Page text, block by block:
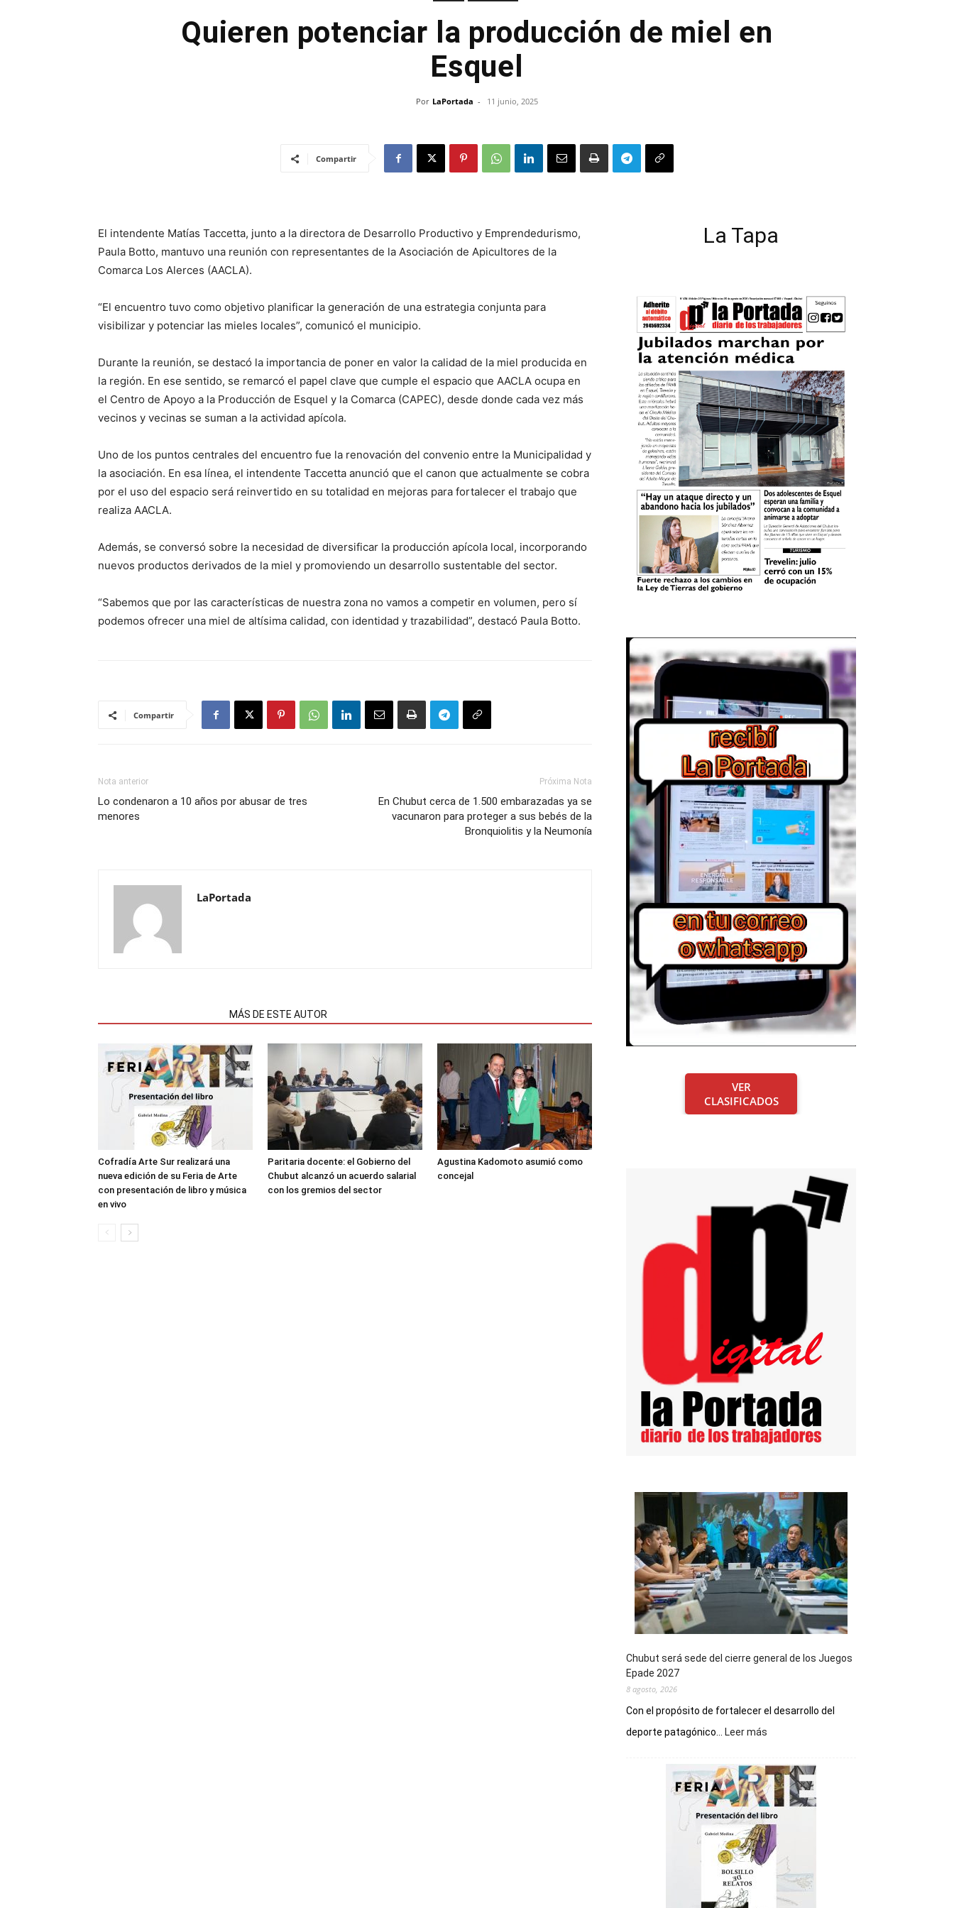
Quieren potenciar la producción de miel en
Esquel
Por LaPortada - 11 junio, 2025
Compartir
El intendente Matías Taccetta, junto a la directora de Desarrollo Productivo y Emprendedurismo,
Paula Botto, mantuvo una reunión con representantes de la Asociación de Apicultores de la
Comarca Los Alerces (AACLA).
“El encuentro tuvo como objetivo planificar la generación de una estrategia conjunta para
visibilizar y potenciar las mieles locales”, comunicó el municipio.
Durante la reunión, se destacó la importancia de poner en valor la calidad de la miel producida en
la región. En ese sentido, se remarcó el papel clave que cumple el espacio que AACLA ocupa en
el Centro de Apoyo a la Producción de Esquel y la Comarca (CAPEC), desde donde cada vez más
vecinos y vecinas se suman a la actividad apícola.
Uno de los puntos centrales del encuentro fue la renovación del convenio entre la Municipalidad y
la asociación. En esa línea, el intendente Taccetta anunció que el canon que actualmente se cobra
por el uso del espacio será reinvertido en su totalidad en mejoras para fortalecer el trabajo que
realiza AACLA.
Además, se conversó sobre la necesidad de diversificar la producción apícola local, incorporando
nuevos productos derivados de la miel y promoviendo un desarrollo sustentable del sector.
“Sabemos que por las características de nuestra zona no vamos a competir en volumen, pero sí
podemos ofrecer una miel de altísima calidad, con identidad y trazabilidad”, destacó Paula Botto.
Compartir
Nota anterior
Lo condenaron a 10 años por abusar de tres
menores
Próxima Nota
En Chubut cerca de 1.500 embarazadas ya se
vacunaron para proteger a sus bebés de la
Bronquiolitis y la Neumonía
LaPortada
MÁS DE ESTE AUTOR
Cofradía Arte Sur realizará una
nueva edición de su Feria de Arte
con presentación de libro y música
en vivo
Paritaria docente: el Gobierno del
Chubut alcanzó un acuerdo salarial
con los gremios del sector
Agustina Kadomoto asumió como
concejal
La Tapa
VER
CLASIFICADOS
Chubut será sede del cierre general de los Juegos
Epade 2027
8 agosto, 2026
Con el propósito de fortalecer el desarrollo del
deporte patagónico...
Leer más
sede
del
cierre
general
de
los
Juegos
Epade
2027